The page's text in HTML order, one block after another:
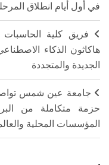
في أول أيام انطلاق
فريق كلية
هاكاثون الذكاء
الجديدة والمتجددة
جامعة عين شمس
حزمة متكاملة من
المؤسسات المحلية